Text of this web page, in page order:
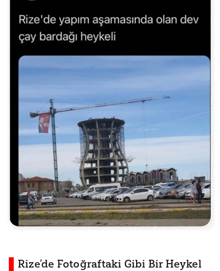
Rize’de Fotoğraftaki Gibi Bir Heykel